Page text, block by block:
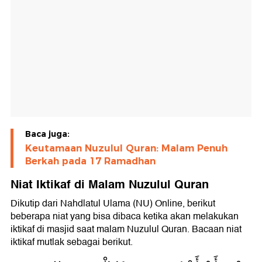
Baca juga:
Keutamaan Nuzulul Quran: Malam Penuh
Berkah pada 17 Ramadhan
Niat Iktikaf di Malam Nuzulul Quran
Dikutip dari Nahdlatul Ulama (NU) Online, berikut
beberapa niat yang bisa dibaca ketika akan melakukan
iktikaf di masjid saat malam Nuzulul Quran. Bacaan niat
iktikaf mutlak sebagai berikut.